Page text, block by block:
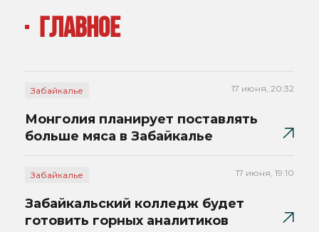
ГЛАВНОЕ
Забайкалье 17 июня, 20:32
Монголия планирует поставлять
больше мяса в Забайкалье
Забайкалье 17 июня, 19:10
Забайкальский колледж будет
готовить горных аналитиков